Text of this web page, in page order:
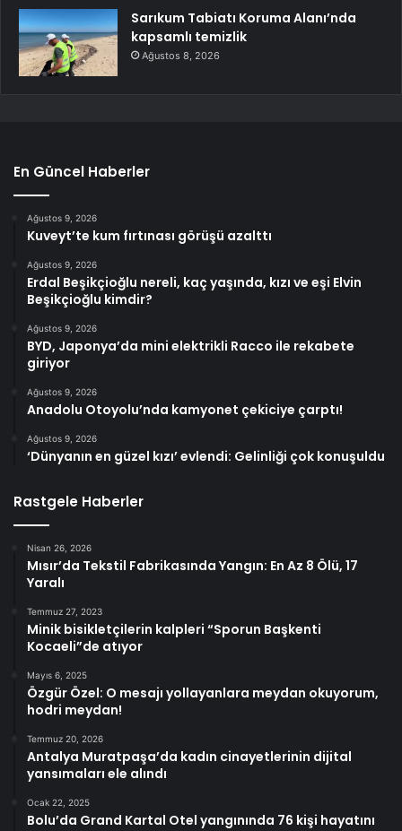
Sarıkum Tabiatı Koruma Alanı’nda
kapsamlı temizlik
Ağustos 8, 2026
En Güncel Haberler
Ağustos 9, 2026
Kuveyt’te kum fırtınası görüşü azalttı
Ağustos 9, 2026
Erdal Beşikçioğlu nereli, kaç yaşında, kızı ve eşi Elvin
Beşikçioğlu kimdir?
Ağustos 9, 2026
BYD, Japonya’da mini elektrikli Racco ile rekabete
giriyor
Ağustos 9, 2026
Anadolu Otoyolu’nda kamyonet çekiciye çarptı!
Ağustos 9, 2026
‘Dünyanın en güzel kızı’ evlendi: Gelinliği çok konuşuldu
Rastgele Haberler
Nisan 26, 2026
Mısır’da Tekstil Fabrikasında Yangın: En Az 8 Ölü, 17
Yaralı
Temmuz 27, 2023
Minik bisikletçilerin kalpleri “Sporun Başkenti
Kocaeli”de atıyor
Mayıs 6, 2025
Özgür Özel: O mesajı yollayanlara meydan okuyorum,
hodri meydan!
Temmuz 20, 2026
Antalya Muratpaşa’da kadın cinayetlerinin dijital
yansımaları ele alındı
Ocak 22, 2025
Bolu’da Grand Kartal Otel yangınında 76 kişi hayatını